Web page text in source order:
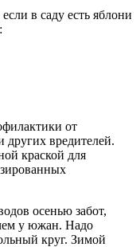
в саду есть яблони
от
других вредителей.
краской для
осенью забот,
у южан. Надо
круг. Зимой